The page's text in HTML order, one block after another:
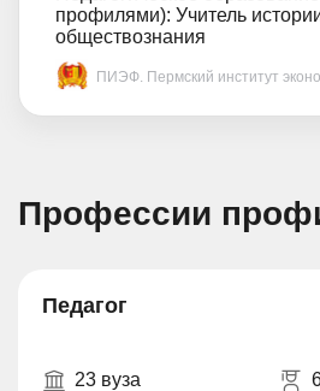
профилями): Учитель
обществознания
ПИЭФ. Пермский институт
Профессии
Педагог
23 вуза